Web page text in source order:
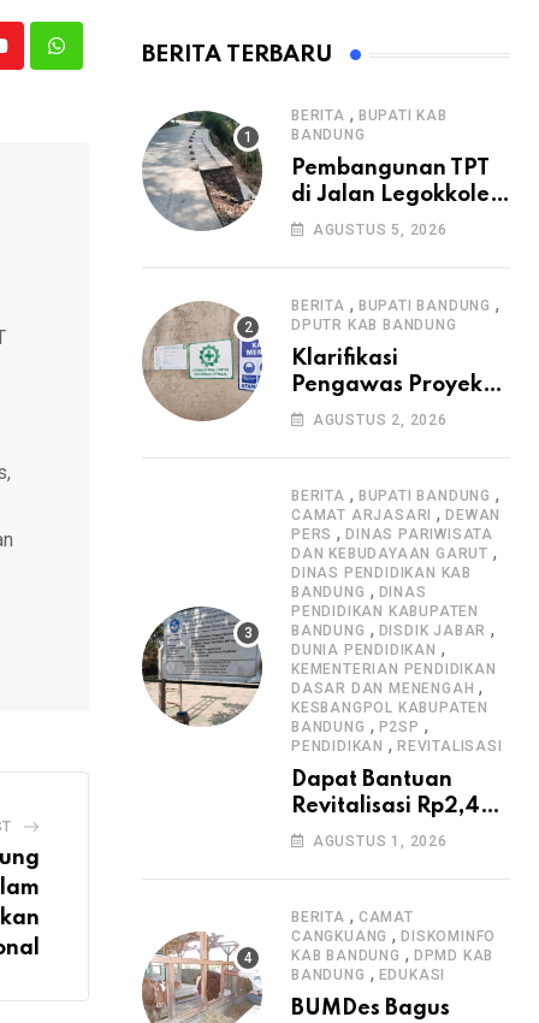
Whatsapp BERITA TERBARU
BERITA , BUPATI KAB
BANDUNG
Pembangunan TPT
di Jalan Legokkole
Rawabogo Disorot
Tanpa Papan
Informasi Proyek
AGUSTUS 5, 2026
BERITA , BUPATI BANDUNG ,
DPUTR KAB BANDUNG
Klarifikasi
Pengawas Proyek
Citiis Terkait
Pengawasan K3
AGUSTUS 2, 2026
BERITA , BUPATI BANDUNG ,
CAMAT ARJASARI ,DEWAN
PERS ,DINAS PARIWISATA
DAN KEBUDAYAAN GARUT ,
DINAS PENDIDIKAN KAB
BANDUNG , DINAS
PENDIDIKAN KABUPATEN
BANDUNG , DISDIK JABAR ,
DUNIA PENDIDIKAN ,
KEMENTERIAN PENDIDIKAN
DASAR DAN MENENGAH ,
KESBANGPOL KABUPATEN
BANDUNG , P2SP ,
PENDIDIKAN , REVITALISASI
Dapat Bantuan
Revitalisasi Rp2,4
Miliar, SMPN 1
Masyarakat Sambut
Antusias
AGUSTUS 1, 2026
BERITA , CAMAT
CANGKUANG ,DISKOMINFO
KAB BANDUNG , DPMD KAB
BANDUNG , EDUKASI
BUMDes Bagus